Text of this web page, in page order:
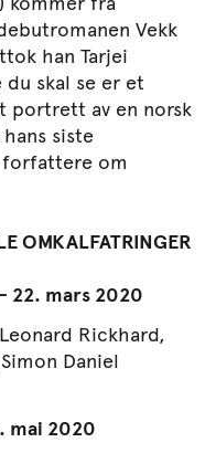
Vekk
han Tarjei
skal se er et
portrett av en norsk
siste
om
OMKALFATRINGER
22. mars 2020
Rickhard,
Daniel
mai 2020